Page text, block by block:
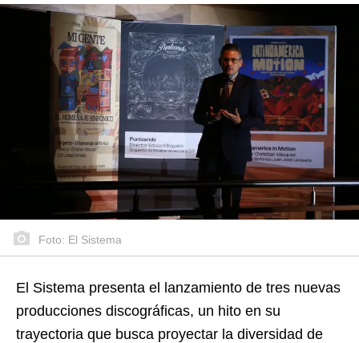
Foto: El Sistema
El Sistema presenta el lanzamiento de tres nuevas
producciones discográficas, un hito en su
trayectoria que busca proyectar la diversidad de